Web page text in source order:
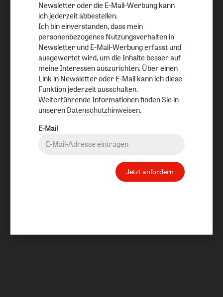
Newsletter oder die E-Mail-Werbung kann
ich jederzeit abbestellen.
Ich bin einverstanden, dass mein
personenbezogenes Nutzungsverhalten in
Newsletter und E-Mail-Werbung erfasst und
ausgewertet wird, um die Inhalte besser auf
meine Interessen auszurichten. Über einen
Link in Newsletter oder E-Mail kann ich diese
Funktion jederzeit ausschalten.
Weiterführende Informationen finden Sie in
unseren Datenschutzhinweisen.
E-Mail
Jetzt anfordern